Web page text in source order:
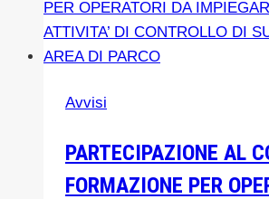
CONTROLLO
FAUNA
CON
NON
INOLTRARSI-
Avvisi
PARTECIPAZIONE AL
FORMAZIONE PER